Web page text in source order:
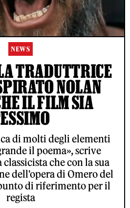
NEWS
TRADUTTRICE
NOLAN
IL FILM SIA
di molti degli elementi
il poema», scrive
che con la sua
dell'opera di Omero del
di riferimento per il
regista